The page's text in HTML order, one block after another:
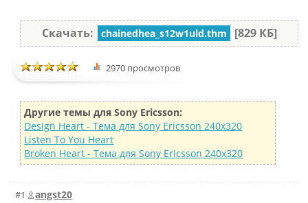
Скачать: chainedhea_s12w1uld.thm [829 КБ]
2970 просмотров
Другие темы для Sony Ericsson:
Design Heart - Тема для Sony Ericsson 240x320
Listen To You Heart
Broken Heart - Тема для Sony Ericsson 240x320
#1
angst20